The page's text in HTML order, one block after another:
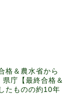
格＆農水省から
庁【最終合格＆
たものの約10年